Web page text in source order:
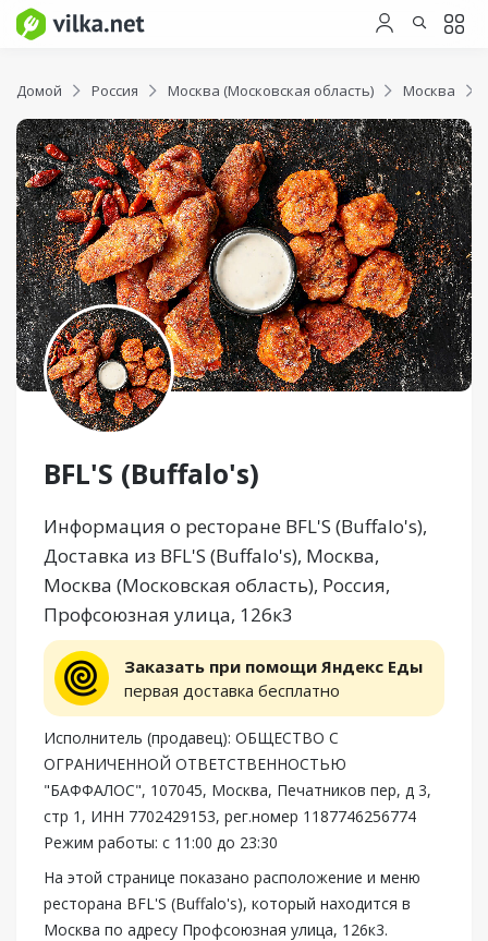
Домой Россия Москва (Московская область) Москва
BFL'S (Buffalo's)
Информация о ресторане BFL'S (Buffalo's),
Доставка из BFL'S (Buffalo's), Москва,
Москва (Московская область), Россия,
Профсоюзная улица, 126к3
Заказать при помощи Яндекс Еды
первая доставка бесплатно
Исполнитель (продавец): ОБЩЕСТВО С
ОГРАНИЧЕННОЙ ОТВЕТСТВЕННОСТЬЮ
"БАФФАЛОС", 107045, Москва, Печатников пер, д 3,
стр 1, ИНН 7702429153, рег.номер 1187746256774
Режим работы: с 11:00 до 23:30
На этой странице показано расположение и меню
ресторана BFL'S (Buffalo's), который находится в
Москва по адресу Профсоюзная улица, 126к3.